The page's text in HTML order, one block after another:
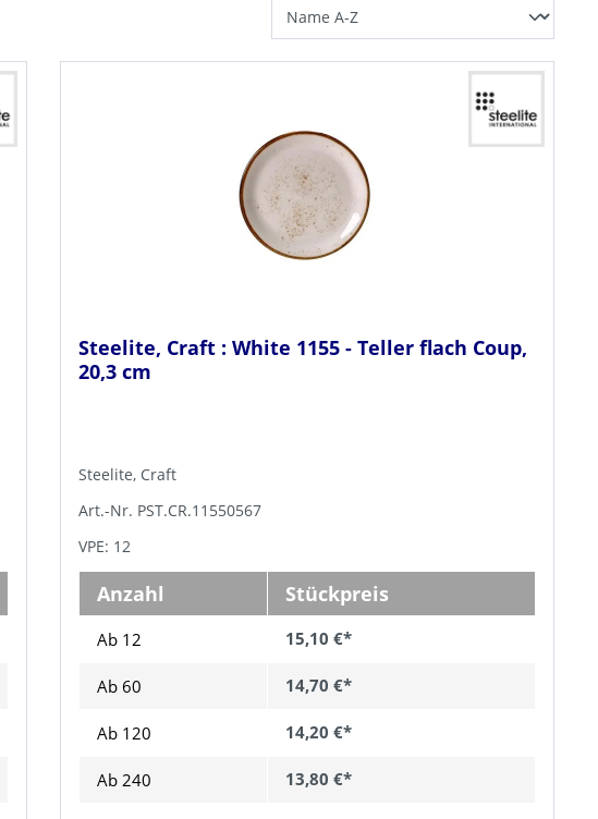
Steelite, Craft : White 1155 - Teller flach Coup,
20,3 cm
Steelite, Craft
Art.-Nr. PST.CR.11550567
VPE: 12
Anzahl Stückpreis
Ab 12 15,10 €*
Ab 60 14,70 €*
Ab 120 14,20 €*
Ab 240 13,80 €*